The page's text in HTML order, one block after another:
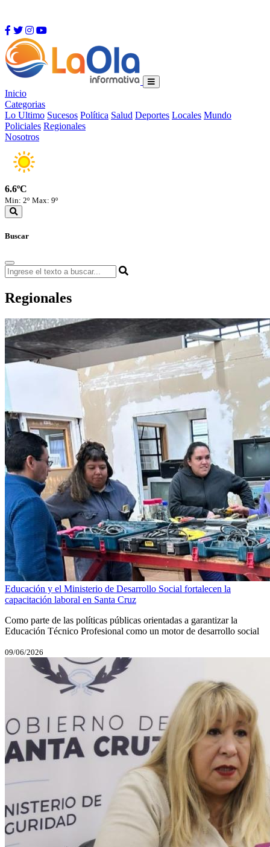
Inicio
Categorias
Lo Ultimo Sucesos Política Salud Deportes Locales Mundo
Policiales Regionales
Nosotros
6.6ºC
Min: 2º Max: 9º
Buscar
Regionales
Educación y el Ministerio de Desarrollo Social fortalecen la
capacitación laboral en Santa Cruz
Como parte de las políticas públicas orientadas a garantizar la
Educación Técnico Profesional como un motor de desarrollo social
09/06/2026